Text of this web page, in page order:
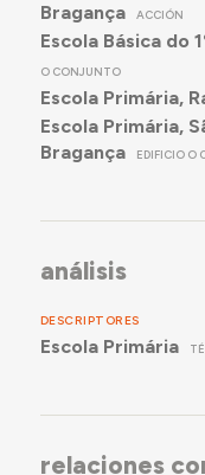
Bragança
ACCIÓN
Escola Básica do
O CONJUNTO
Escola Primária,
Escola Primária,
Bragança
EDIFICIO O
análisis
DESCRIPTORES
Escola Primária
relaciones